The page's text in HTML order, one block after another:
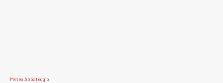
Meteo Abbateggio